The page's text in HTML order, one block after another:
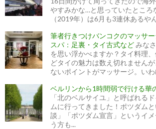
やすみかな…と思っていたところ
（2019年）は6月も3連休あるや
筆者行きつけバンコクのマッサ
スパ：足裏・タイ古式などみな
を思い浮かべますか？タイ料理
どタイの魅力は数え切れません
ないポイントがマッサージ。いわ
ベルリンから1時間弱で行ける華
「北のベルサイユ」と呼ばれる
ムに行ってきました！ポツダム
談」「ポツダム宣言」というイ
う方も...